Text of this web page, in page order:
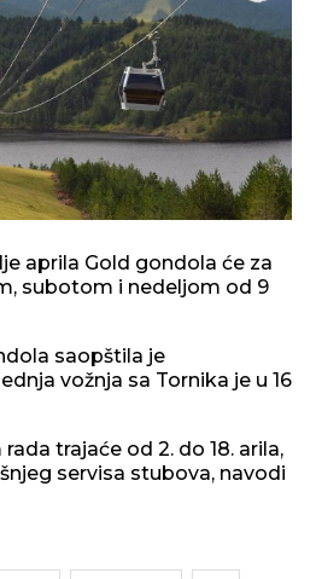
aprila Gold gondola će za
subotom i nedeljom od 9
saopštila je
vožnja sa Tornika je u 16
trajaće od 2. do 18. arila,
servisa stubova, navodi